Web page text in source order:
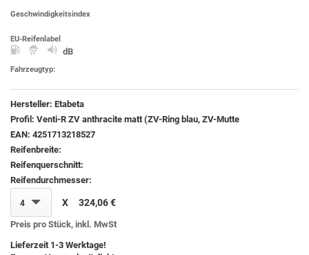
Geschwindigkeitsindex
EU-Reifenlabel
dB
Fahrzeugtyp:
Hersteller: Etabeta
Profil: Venti-R ZV anthracite matt (ZV-Ring blau, ZV-Mutte
EAN: 4251713218527
Reifenbreite:
Reifenquerschnitt:
Reifendurchmesser:
4 X 324,06 €
Preis pro Stück, inkl. MwSt
Lieferzeit 1-3 Werktage!